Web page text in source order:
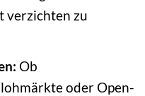
verzichten zu
Ob
oder Open-